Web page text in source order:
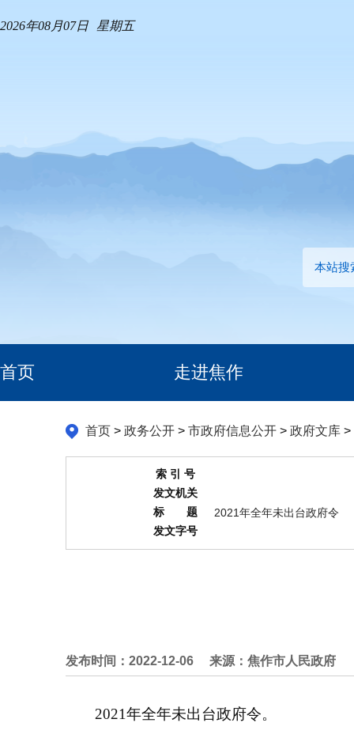
2026年08月07日 星期五
本站搜
首页 走进焦作
首页> 政务公开> 市政府信息公开> 政府文库>
索 引 号
发文机关
标 题
2021年全年未出台政府令
发文字号
发布时间：2022-12-06 来源：焦作市人民政府
2021年全年未出台政府令。